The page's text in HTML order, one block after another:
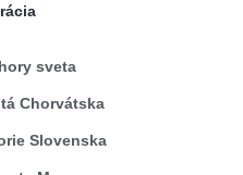
sveta
Chorvátska
Slovenska